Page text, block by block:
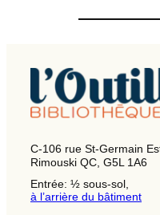
C-106 rue St-Germain
Rimouski QC, G5L 1A6
Entrée: ½ sous-sol,
à l’arrière du bâtiment